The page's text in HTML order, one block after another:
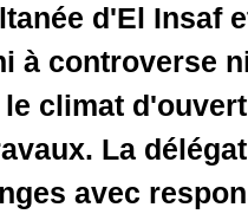
lieu ni à
ainsi le
les